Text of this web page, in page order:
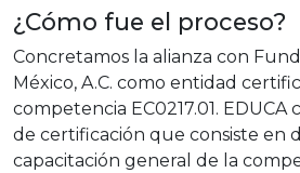
¿Cómo fue el proceso?
Concretamos la alianza con
México, A.C. como entidad
competencia EC0217.01.
de certificación que consiste en
capacitación general de la